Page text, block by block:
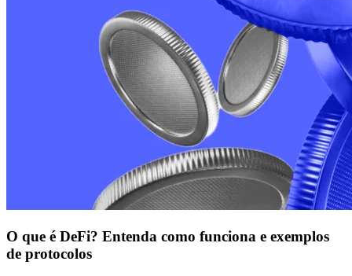
O que é DeFi? Entenda como funciona e exemplos
de protocolos